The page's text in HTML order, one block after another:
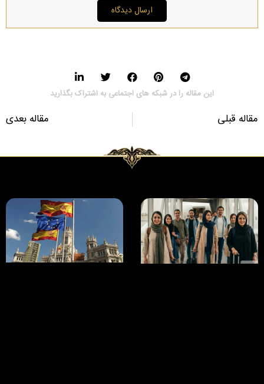
ارسال دیدگاه
این مقاله را در شبکه های اجتماعی به اشتراک بگذارید
مقاله قبلی مقاله بعدی